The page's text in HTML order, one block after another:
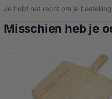
Je hebt het recht om je
Misschien heb je